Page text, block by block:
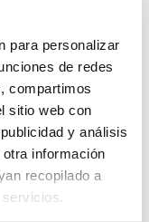
para personalizar
de redes
compartimos
sitio web con
y análisis
información
recopilado a
(C.A.
que se
Programa
iniciativa